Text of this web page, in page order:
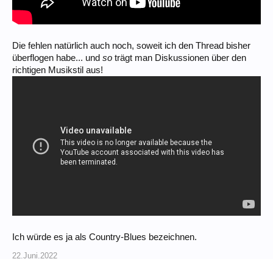
Die fehlen natürlich auch noch, soweit ich den Thread bisher
überflogen habe... und so trägt man Diskussionen über den
richtigen Musikstil aus!
Ich würde es ja als Country-Blues bezeichnen.
22.Juni.2022